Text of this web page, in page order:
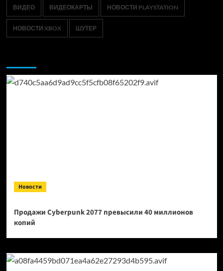
ВИДЕО ВИДЕОКАРТЫ НОВОСТИ PLAYSTATION
НОВОСТИ XBOX ШУТЕР
Новости
Продажи Cyberpunk 2077 превысили 40 миллионов
копий